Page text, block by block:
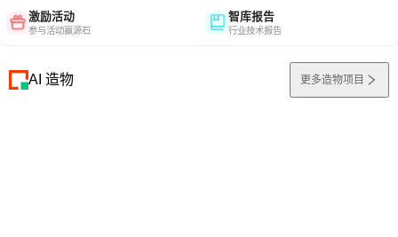
激励活动
参与活动赢源石
智库报告
行业技术报告
AI 造物 更多造物项目